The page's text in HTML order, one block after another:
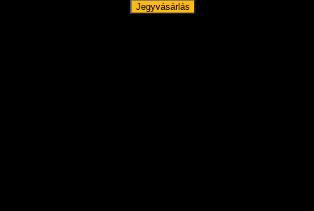
Jegyvásárlás